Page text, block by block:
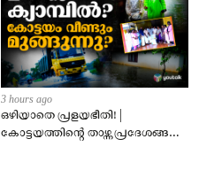
3 hours ago
ഒഴിയാതെ പ്രളയഭീതി! |
കോട്ടയത്തിന്റെ താഴ്ന്ന പ്രദേശങ്ങൾ